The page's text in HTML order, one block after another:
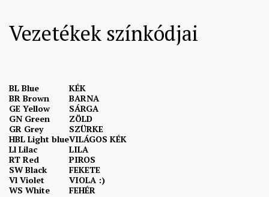
Vezetékek színkódjai
BL Blue
KÉK
BR Brown
BARNA
GE Yellow
SÁRGA
GN Green
ZÖLD
GR Grey
SZÜRKE
HBL Light blueVILÁGOS KÉK
Ll Lilac
LILA
RT Red
PIROS
SW Black
FEKETE
Vl Violet
VIOLA :)
WS White
FEHÉR